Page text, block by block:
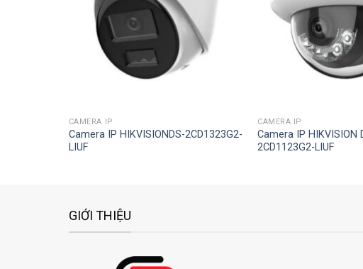
CAMERA IP
Camera IP HIKVISIONDS-2CD1323G2-
LIUF
CAMERA IP
Camera IP HIKVISION
2CD1123G2-LIUF
GIỚI THIỆU